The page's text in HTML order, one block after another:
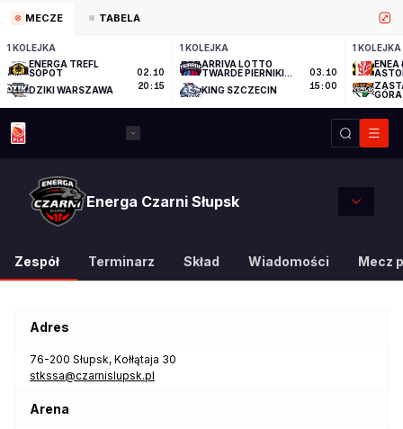
MECZE TABELA
1 KOLEJKA
ENERGA TREFL
SOPOT
DZIKI WARSZAWA
02.10
20:15
1 KOLEJKA
ARRIVA LOTTO
TWARDE PIERNIKI
KING SZCZECIN
03.10
15:00
1 KOLEJKA
ENEA
GÓRA
Energa Czarni Słupsk
Zespół Terminarz Skład Wiadomości Mecz
Adres
76-200 Słupsk, Kołłątaja 30
stkssa@czarnislupsk.pl
Arena